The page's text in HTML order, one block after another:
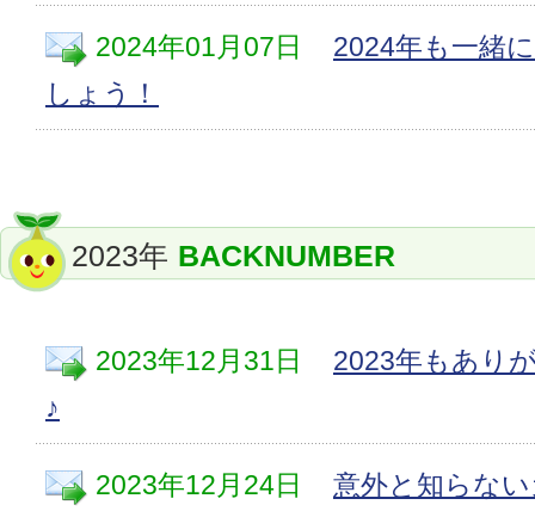
2024年01月07日
2024年も一緒
しょう！
2023年 BACKNUMBER
2023年12月31日
2023年もあり
♪
2023年12月24日 意外と知らな